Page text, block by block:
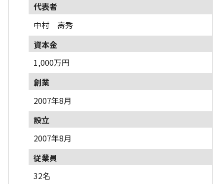
代表者
中村 壽秀
資本金
1,000万円
創業
2007年8月
設立
2007年8月
従業員
32名